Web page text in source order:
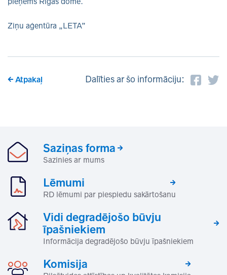
Ziņu aģentūra „LETA”
Atpakaļ Dalīties ar šo informāciju:
Saziņas forma
Sazinies ar mums
Lēmumi
RD lēmumi par piespiedu sakārtošanu
Vidi degradējošo būvju
īpašniekiem
Informācija degradējošo būvju īpašniekiem
Komisija